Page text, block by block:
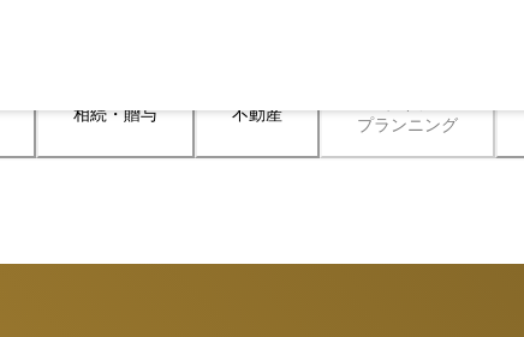
相続・贈与 不動産
プランニング